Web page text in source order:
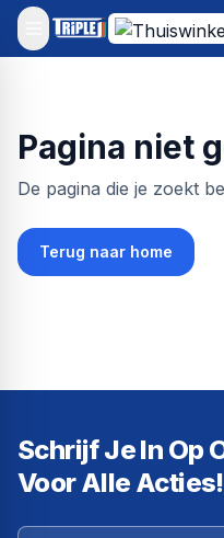
Pagina niet
De pagina die je zoekt
Terug naar home
Schrijf Je In Op
Voor Alle Acties!